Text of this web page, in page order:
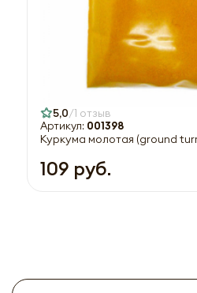
5,0 1 отзыв
Артикул: 001398
Куркума молотая (ground
109 руб.